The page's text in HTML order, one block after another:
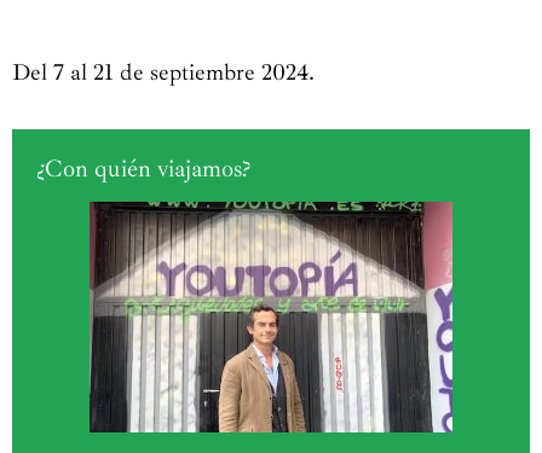
Del 7 al 21 de septiembre 2024.
¿Con quién viajamos?